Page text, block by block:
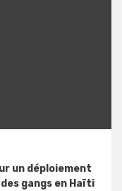
un déploiement
gangs en Haïti